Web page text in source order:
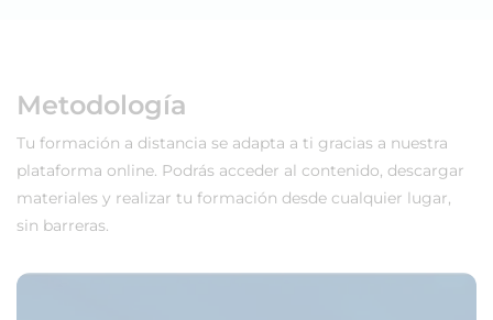
Metodología
Tu formación a distancia se adapta a ti gracias a nuestra
plataforma online. Podrás acceder al contenido, descargar
materiales y realizar tu formación desde cualquier lugar,
sin barreras.